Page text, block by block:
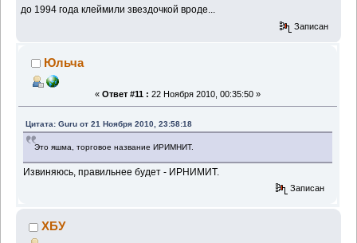
до 1994 года клеймили звездочкой вроде...
Записан
Юльча
« Ответ #11 : 22 Ноября 2010, 00:35:50 »
Цитата: Guru от 21 Ноября 2010, 23:58:18
Это яшма, торговое название ИРИМНИТ.
Извиняюсь, правильнее будет - ИРНИМИТ.
Записан
ХБУ